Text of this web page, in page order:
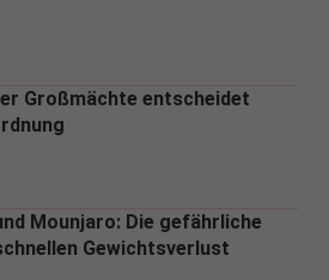
Großmächte entscheidet
Mounjaro: Die gefährliche
Gewichtsverlust